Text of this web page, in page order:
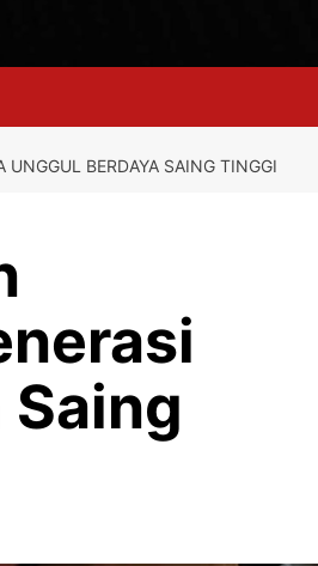
BERDAYA SAING TINGGI